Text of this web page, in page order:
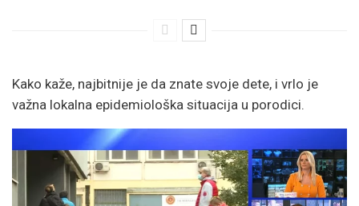
Kako kaže, najbitnije je da znate svoje dete, i vrlo je
važna lokalna epidemiološka situacija u porodici.